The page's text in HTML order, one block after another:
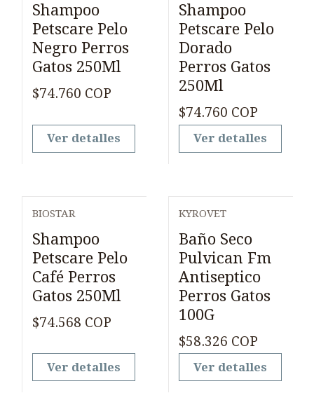
Shampoo
Petscare Pelo
Negro Perros
Gatos 250Ml
$74.760 COP
Ver detalles
Shampoo
Petscare Pelo
Dorado
Perros Gatos
250Ml
$74.760 COP
Ver detalles
BIOSTAR
Shampoo
Petscare Pelo
Café Perros
Gatos 250Ml
$74.568 COP
Ver detalles
KYROVET
Baño Seco
Pulvican Fm
Antiseptico
Perros Gatos
100G
$58.326 COP
Ver detalles